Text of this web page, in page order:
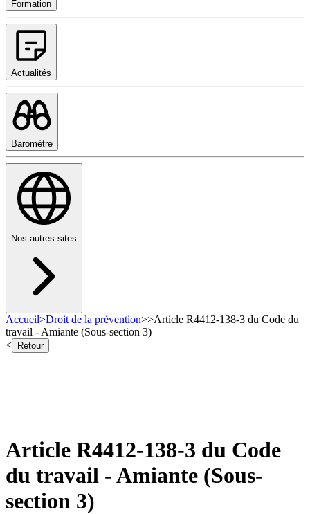
Formation
Actualités
Baromètre
Nos autres sites
Accueil>Droit de la prévention>>Article R4412-138-3 du Code du
travail - Amiante (Sous-section 3)
<
Retour
Article R4412-138-3 du Code
du travail - Amiante (Sous-
section 3)